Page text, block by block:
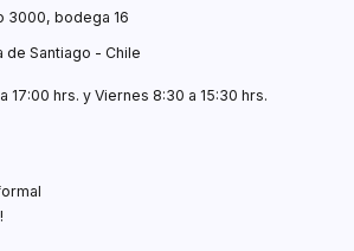
3000, bodega 16
de Santiago - Chile
17:00 hrs. y Viernes 8:30 a 15:30 hrs.